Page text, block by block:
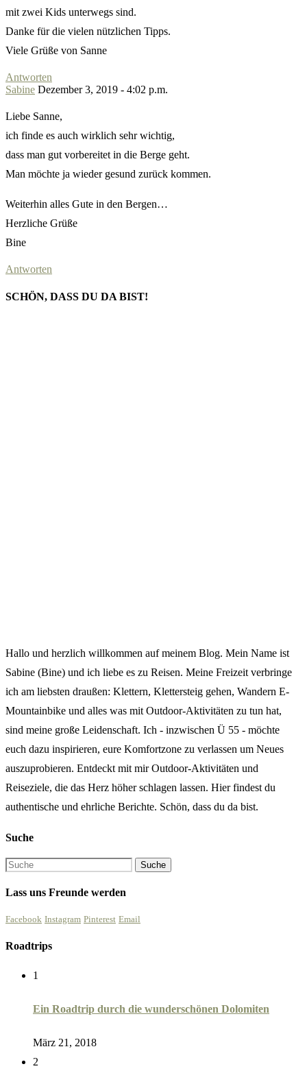
mit zwei Kids unterwegs sind.
Danke für die vielen nützlichen Tipps.
Viele Grüße von Sanne
Antworten
Sabine Dezember 3, 2019 - 4:02 p.m.
Liebe Sanne,
ich finde es auch wirklich sehr wichtig,
dass man gut vorbereitet in die Berge geht.
Man möchte ja wieder gesund zurück kommen.
Weiterhin alles Gute in den Bergen…
Herzliche Grüße
Bine
Antworten
SCHÖN, DASS DU DA BIST!
Hallo und herzlich willkommen auf meinem Blog. Mein Name ist
Sabine (Bine) und ich liebe es zu Reisen. Meine Freizeit verbringe
ich am liebsten draußen: Klettern, Klettersteig gehen, Wandern E-
Mountainbike und alles was mit Outdoor-Aktivitäten zu tun hat,
sind meine große Leidenschaft. Ich - inzwischen Ü 55 - möchte
euch dazu inspirieren, eure Komfortzone zu verlassen um Neues
auszuprobieren. Entdeckt mit mir Outdoor-Aktivitäten und
Reiseziele, die das Herz höher schlagen lassen. Hier findest du
authentische und ehrliche Berichte. Schön, dass du da bist.
Suche
Lass uns Freunde werden
Facebook Instagram Pinterest Email
Roadtrips
1
Ein Roadtrip durch die wunderschönen Dolomiten
März 21, 2018
2